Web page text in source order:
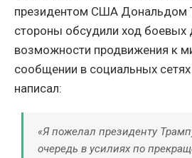
президентом США Дональдом
стороны обсудили ход боевых
возможности продвижения к
сообщении в социальных
написал:
«Я пожелал президенту
очередь в усилиях по